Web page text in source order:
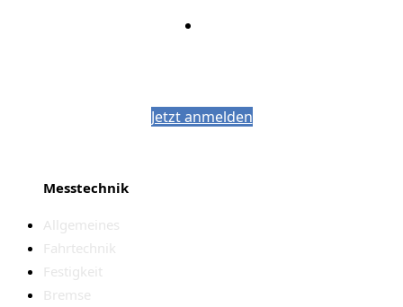
Jetzt anmelden
Messtechnik
Allgemeines
Fahrtechnik
Festigkeit
Bremse